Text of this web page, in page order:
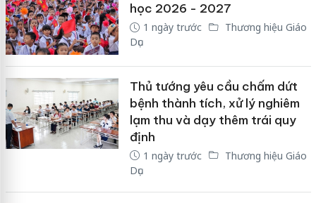
học 2026 - 2027
1 ngày trước
Thương hiệu Giáo
Dục
Thủ tướng yêu cầu chấm dứt
bệnh thành tích, xử lý nghiêm
lạm thu và dạy thêm trái quy
định
1 ngày trước
Thương hiệu Giáo
Dục